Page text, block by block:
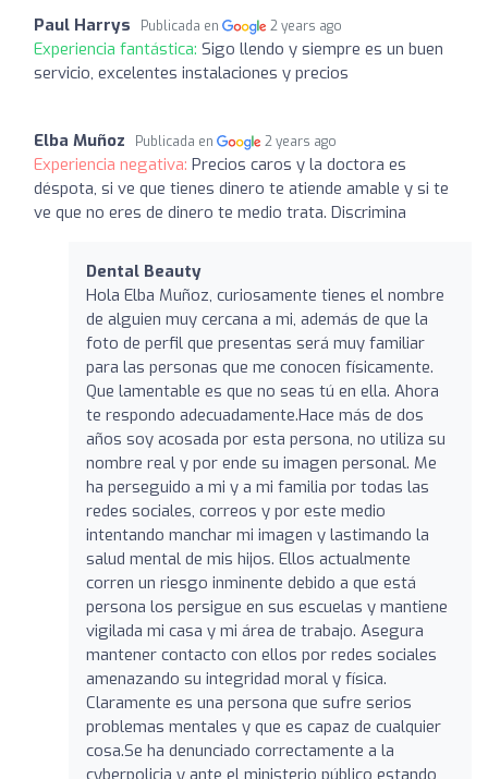
Paul Harrys Publicada en 2 years ago
Experiencia fantástica: Sigo llendo y siempre es un buen
servicio, excelentes instalaciones y precios
Elba Muñoz Publicada en 2 years ago
Experiencia negativa: Precios caros y la doctora es
déspota, si ve que tienes dinero te atiende amable y si te
ve que no eres de dinero te medio trata. Discrimina
Dental Beauty
Hola Elba Muñoz, curiosamente tienes el nombre
de alguien muy cercana a mi, además de que la
foto de perfil que presentas será muy familiar
para las personas que me conocen físicamente.
Que lamentable es que no seas tú en ella. Ahora
te respondo adecuadamente.Hace más de dos
años soy acosada por esta persona, no utiliza su
nombre real y por ende su imagen personal. Me
ha perseguido a mi y a mi familia por todas las
redes sociales, correos y por este medio
intentando manchar mi imagen y lastimando la
salud mental de mis hijos. Ellos actualmente
corren un riesgo inminente debido a que está
persona los persigue en sus escuelas y mantiene
vigilada mi casa y mi área de trabajo. Asegura
mantener contacto con ellos por redes sociales
amenazando su integridad moral y física.
Claramente es una persona que sufre serios
problemas mentales y que es capaz de cualquier
cosa.Se ha denunciado correctamente a la
cyberpolicia y ante el ministerio público estando